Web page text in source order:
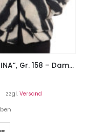
PAPIERSCHNITTMUSTER, Jacke “JASMINA”, Gr. 158 – Damengr. 46
zzgl. Versand